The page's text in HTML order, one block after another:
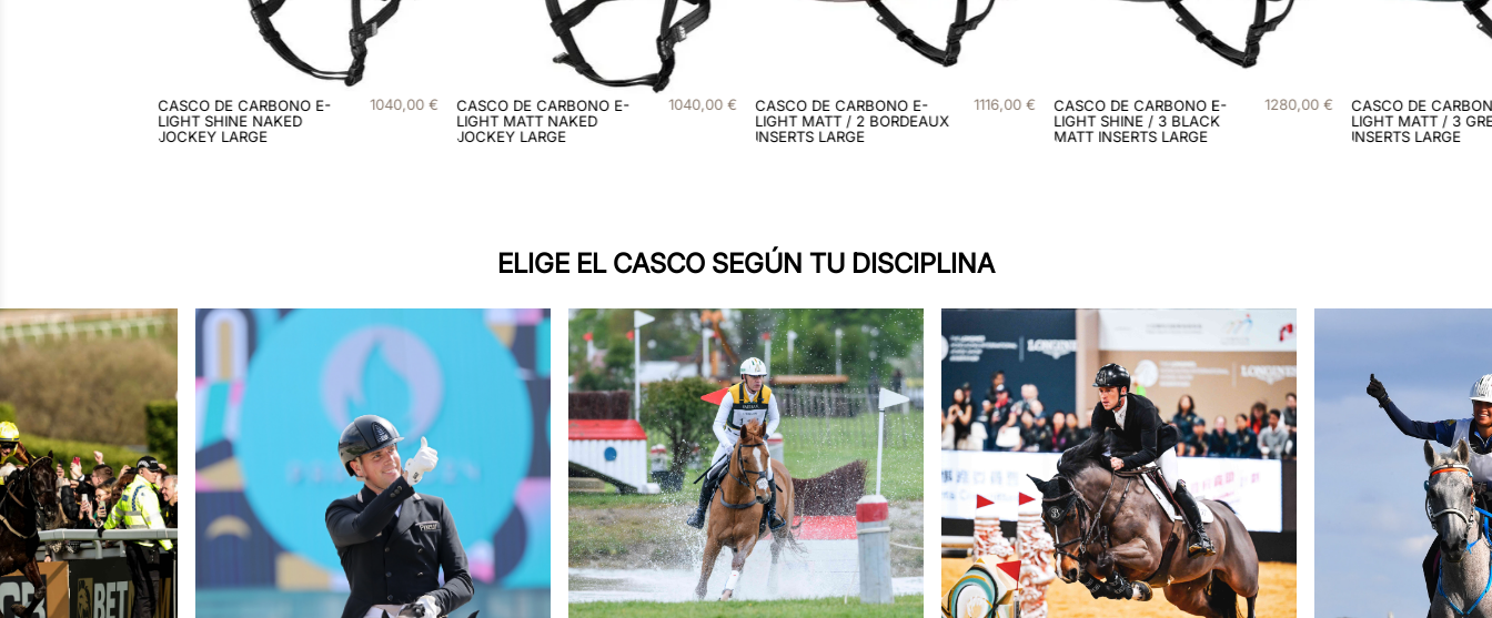
CASCO DE CARBONO E-
LIGHT MATT NAKED
JOCKEY LARGE
1040,00 €
CASCO DE CARBONO E-
LIGHT MATT / 2 BORDEAUX
INSERTS LARGE
1116,00 €
CASCO DE CARBONO E-
LIGHT SHINE / 3 BLACK
MATT INSERTS LARGE
1280,00 €
CASCO DE CARBONO E-
LIGHT MATT / 3 GREEN
INSERTS LARGE
1280,00 €
CASCO DE
LIGHT MATT / 3
INSERTS LARGE
ELIGE EL CASCO SEGÚN TU DISCIPLINA